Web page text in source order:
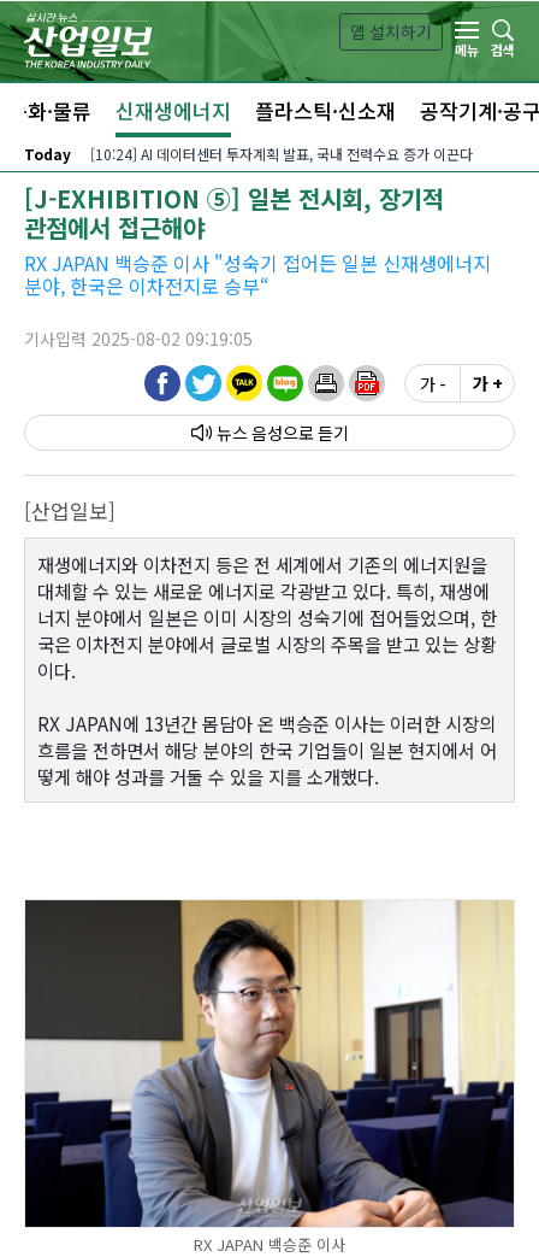
본문 바로가기
앱 설치하기
메뉴
검색
동화·물류 신재생에너지 플라스틱·신소재 공작기계·공
Today [10:24] AI 데이터센터 투자계획 발표, 국내 전력수요 증가 이끈다
[J-EXHIBITION ⑤] 일본 전시회, 장기적
관점에서 접근해야
RX JAPAN 백승준 이사 "성숙기 접어든 일본 신재생에너지
분야, 한국은 이차전지로 승부“
기사입력 2025-08-02 09:19:05
뉴스 음성
가 - 가 +
[산업일보]
재생에너지와 이차전지 등은 전 세계에서 기존의 에너지원을
대체할 수 있는 새로운 에너지로 각광받고 있다. 특히, 재생에
너지 분야에서 일본은 이미 시장의 성숙기에 접어들었으며, 한
국은 이차전지 분야에서 글로벌 시장의 주목을 받고 있는 상황
이다.
RX JAPAN에 13년간 몸담아 온 백승준 이사는 이러한 시장의
흐름을 전하면서 해당 분야의 한국 기업들이 일본 현지에서 어
떻게 해야 성과를 거둘 수 있을 지를 소개했다.
RX JAPAN 백승준 이사